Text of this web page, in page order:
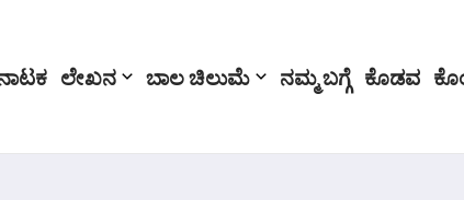
ಲೇಖನ ಬಾಲ ಚಿಲುಮೆ ನಮ್ಮ ಬಗ್ಗೆ ಕೊಡವ